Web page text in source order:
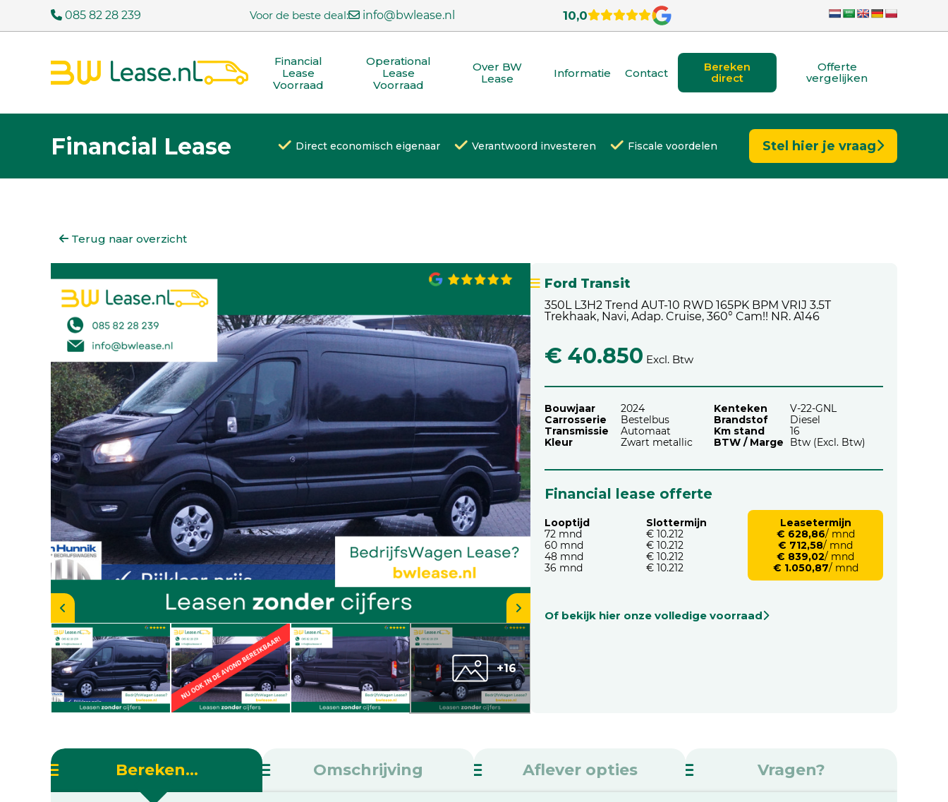
085 82 28 239 Voor de beste deal: info@bwlease.nl 10,0
Financial
Lease
Voorraad
Operational
Lease
Voorraad
Over BW
Lease
Informatie Contact
Bereken
direct
Offerte
vergelijken
Financial Lease Direct economisch eigenaar Verantwoord investeren Fiscale voordelen Stel hier je vraag
Terug naar overzicht
+16
Ford Transit
350L L3H2 Trend AUT-10 RWD 165PK BPM VRIJ 3.5T
Trekhaak, Navi, Adap. Cruise, 360° Cam!! NR. A146
€ 40.850 Excl. Btw
Bouwjaar
2024
Carrosserie
Bestelbus
Transmissie
Automaat
Kleur
Zwart metallic
Kenteken
V-22-GNL
Brandstof
Diesel
Km stand
16
BTW / Marge
Btw (Excl. Btw)
Financial lease offerte
Looptijd
72 mnd
60 mnd
48 mnd
36 mnd
Slottermijn
€ 10.212
€ 10.212
€ 10.212
€ 10.212
Leasetermijn
€ 628,86/ mnd
€ 712,58/ mnd
€ 839,02/ mnd
€ 1.050,87/ mnd
Of bekijk hier onze volledige voorraad
Bereken... Omschrijving Aflever opties Vragen?